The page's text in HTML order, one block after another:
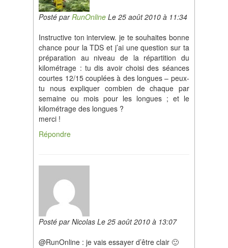
Posté parRunOnline Le 25 août 2010 à 11:34
Instructive ton interview. je te souhaites bonne
chance pour la TDS et j’ai une question sur ta
préparation au niveau de la répartition du
kilométrage : tu dis avoir choisi des séances
courtes 12/15 couplées à des longues – peux-
tu nous expliquer combien de chaque par
semaine ou mois pour les longues ; et le
kilométrage des longues ?
merci !
Répondre
Posté par Nicolas Le 25 août 2010 à 13:07
@RunOnline : je vais essayer d’être clair 🙂